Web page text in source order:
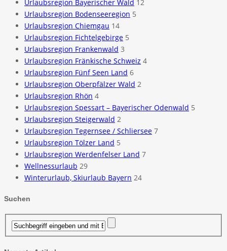
Urlaubsregion Bayerischer Wald 12
Urlaubsregion Bodenseeregion 5
Urlaubsregion Chiemgau 14
Urlaubsregion Fichtelgebirge 5
Urlaubsregion Frankenwald 3
Urlaubsregion Fränkische Schweiz 4
Urlaubsregion Fünf Seen Land 6
Urlaubsregion Oberpfälzer Wald 2
Urlaubsregion Rhön 4
Urlaubsregion Spessart – Bayerischer Odenwald 5
Urlaubsregion Steigerwald 2
Urlaubsregion Tegernsee / Schliersee 7
Urlaubsregion Tölzer Land 5
Urlaubsregion Werdenfelser Land 7
Wellnessurlaub 29
Winterurlaub, Skiurlaub Bayern 24
Suchen